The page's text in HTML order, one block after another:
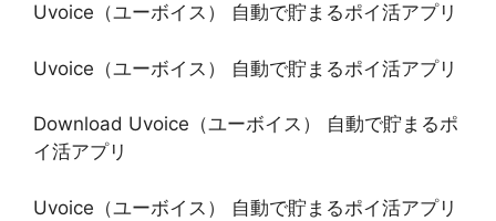
Uvoice（ユーボイス） 自動で貯まるポイ活アプリ
Uvoice（ユーボイス） 自動で貯まるポイ活アプリ
Download Uvoice（ユーボイス） 自動で貯まるポ
イ活アプリ
Uvoice（ユーボイス） 自動で貯まるポイ活アプリ